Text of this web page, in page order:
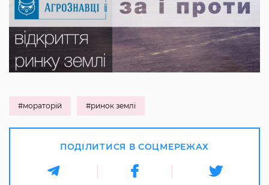
#мораторій #ринок землі
ПОДІЛИТИСЯ В СОЦМЕРЕЖАХ